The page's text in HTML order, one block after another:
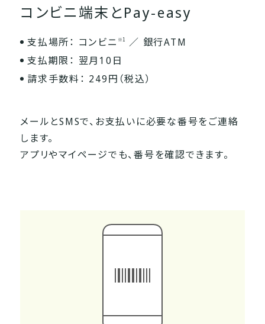
コンビニ端末とPay-easy
支払場所： コンビニ ※1
／ 銀行ATM
支払期限： 翌月10日
請求手数料： 249円（税込）
メールとSMSで、お支払いに必要な番号をご連絡
します。
アプリやマイページでも、番号を確認できます。